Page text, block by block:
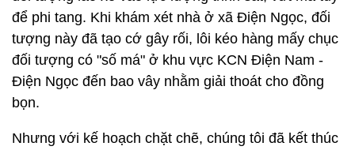
để phi tang. Khi khám xét nhà ở xã Điện Ngọc, đối
tượng này đã tạo cớ gây rối, lôi kéo hàng mấy chục
đối tượng có "số má" ở khu vực KCN Điện Nam -
Điện Ngọc đến bao vây nhằm giải thoát cho đồng
bọn.
Nhưng với kế hoạch chặt chẽ, chúng tôi đã kết thúc